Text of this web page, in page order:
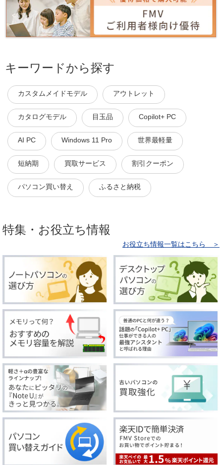
キーワードから探す
カスタムメイドモデル アウトレット
カタログモデル 目玉品 Copilot+ PC
AI PC Windows 11 Pro 世界最軽量
短納期 買取サービス 割引クーポン
パソコン買い替え ふるさと納税
特集・お役立ち情報
お役立ち情報一覧はこちら ＞